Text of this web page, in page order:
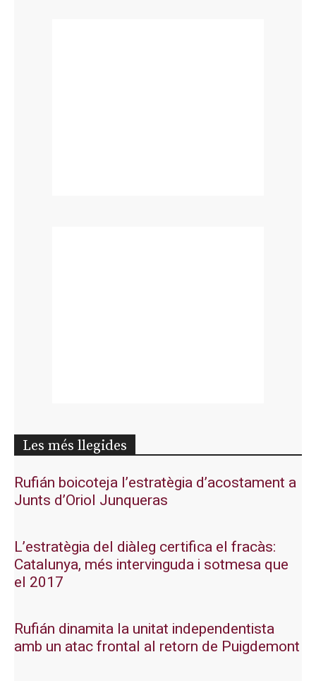
Les més llegides
Rufián boicoteja l’estratègia d’acostament a
Junts d’Oriol Junqueras
L’estratègia del diàleg certifica el fracàs:
Catalunya, més intervinguda i sotmesa que
el 2017
Rufián dinamita la unitat independentista
amb un atac frontal al retorn de Puigdemont